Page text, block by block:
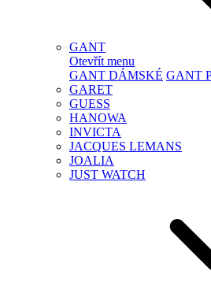
GANT
Otevřít menu
GANT DÁMSKÉ GANT
GARET
GUESS
HANOWA
INVICTA
JACQUES LEMANS
JOALIA
JUST WATCH